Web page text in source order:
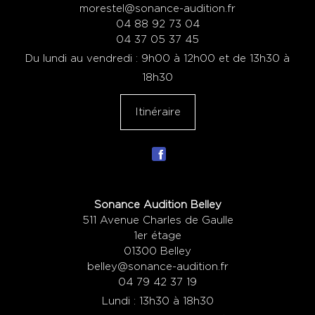
morestel@sonance-audition.fr
04 88 92 73 04
04 37 05 37 45
Du lundi au vendredi : 9h00 à 12h00 et de 13h30 à
18h30
Itinéraire
Sonance Audition Belley
511 Avenue Charles de Gaulle
1er étage
01300 Belley
belley@sonance-audition.fr
04 79 42 37 19
Lundi : 13h30 à 18h30